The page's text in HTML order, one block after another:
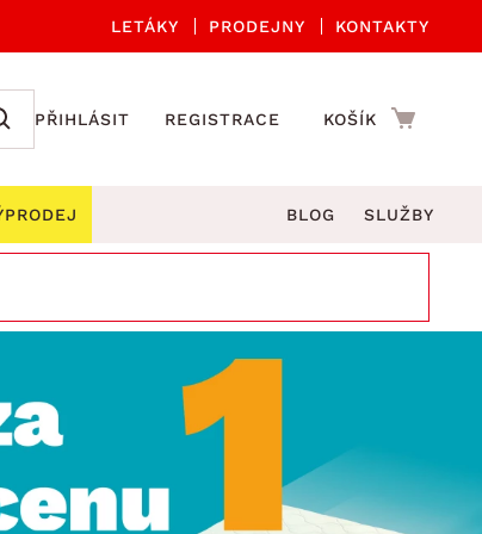
LETÁKY PRODEJNY KONTAKTY
PŘIHLÁSIT REGISTRACE KOŠÍK
Kuchyňské příslušenství
Kuchyňské doplňky
Koupelnové doplňky
Zobrazit vše
a křesla
stoly
lehátka
BLOG SLUŽBY